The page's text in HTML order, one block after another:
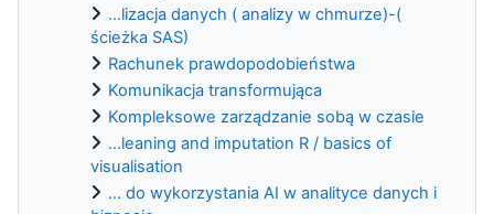
...lizacja danych ( analizy w chmurze)-(
ścieżka SAS)
Rachunek prawdopodobieństwa
Komunikacja transformująca
Kompleksowe zarządzanie sobą w czasie
...leaning and imputation R / basics of
visualisation
... do wykorzystania AI w analityce danych i